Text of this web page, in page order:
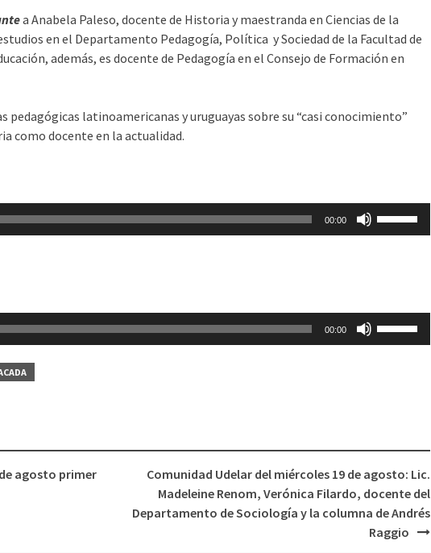
a Anabela Paleso, docente de Historia y maestranda en Ciencias de la
en el Departamento Pedagogía, Política y Sociedad de la Facultad de
además, es docente de Pedagogía en el Consejo de Formación en
pedagógicas latinoamericanas y uruguayas sobre su “casi conocimiento”
como docente en la actualidad.
00:00
para
aumentar
00:00
o
disminuir
el
volumen.
agosto primer
Comunidad Udelar del miércoles 19 de agosto: Lic.
Madeleine Renom, Verónica Filardo, docente del
Departamento de Sociología y la columna de Andrés
Raggio